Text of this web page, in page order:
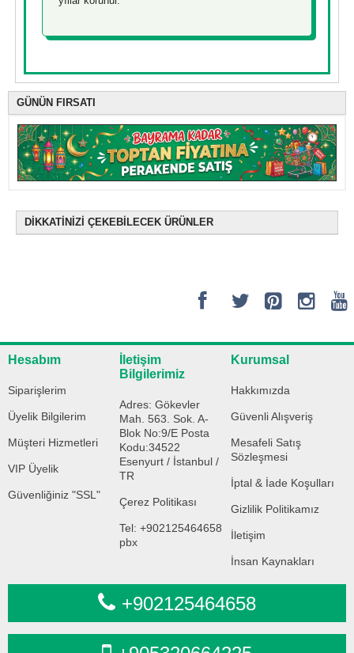
GÜNÜN FIRSATI
DİKKATİNİZİ ÇEKEBİLECEK ÜRÜNLER
Hesabım
Siparişlerim
Üyelik Bilgilerim
Müşteri Hizmetleri
VIP Üyelik
Güvenliğiniz "SSL"
İletişim
Bilgilerimiz
Adres: Gökevler
Mah. 563. Sok. A-
Blok No:9/E Posta
Kodu:34522
Esenyurt / İstanbul /
TR
Çerez Politikası
Tel: +902125464658
pbx
Kurumsal
Hakkımızda
Güvenli Alışveriş
Mesafeli Satış
Sözleşmesi
İptal & İade Koşulları
Gizlilik Politikamız
İletişim
İnsan Kaynakları
+902125464658